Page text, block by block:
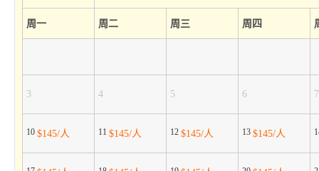
周一 周二 周三 周四
3 4 5 6 7
10 $145/人 11 $145/人 12 $145/人 13 $145/人